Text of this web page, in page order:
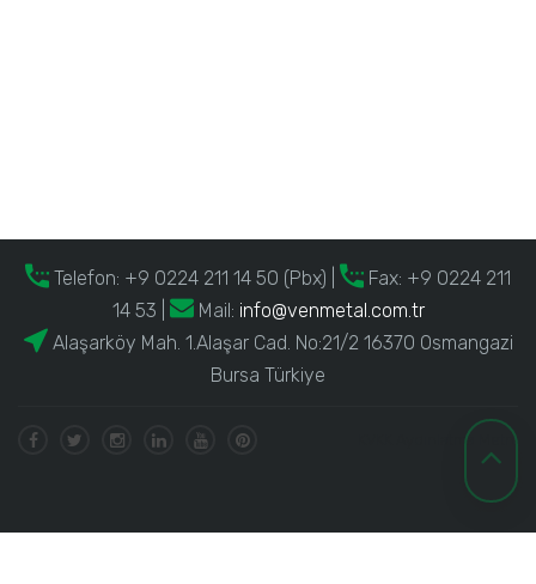
Telefon: +9 0224 211 14 50 (Pbx)
Fax: +9 0224 211
14 53 |
Mail: info@venmetal.com.tr
Alaşarköy Mah. 1.Alaşar Cad. No:21/2 16370 Osmangazi
Bursa Türkiye
KVKK Aydınlatma Metni